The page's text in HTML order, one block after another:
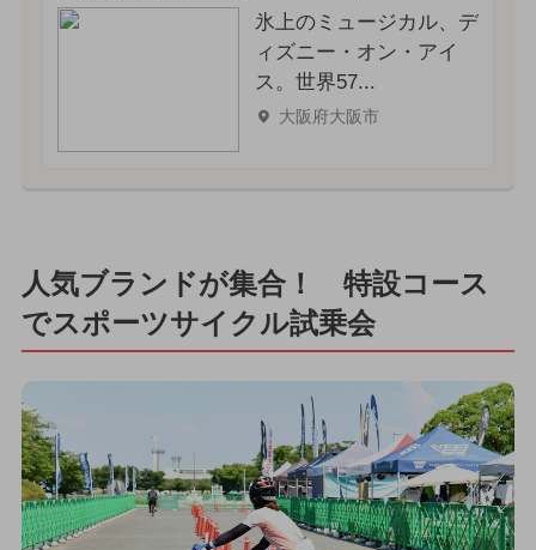
氷上のミュージカル、デ
ィズニー・オン・アイ
ス。世界57...
大阪府大阪市
人気ブランドが集合！ 特設コース
でスポーツサイクル試乗会